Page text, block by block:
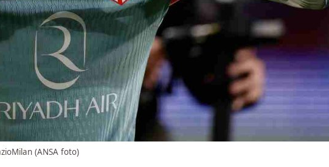
(ANSA foto)